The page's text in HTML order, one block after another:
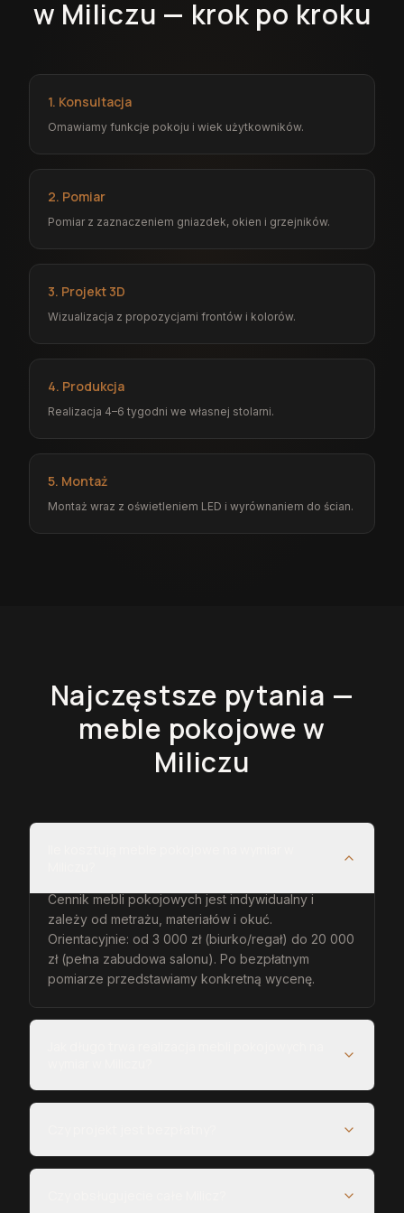
w Miliczu — krok po kroku
1. Konsultacja
Omawiamy funkcje pokoju i wiek użytkowników.
2. Pomiar
Pomiar z zaznaczeniem gniazdek, okien i grzejników.
3. Projekt 3D
Wizualizacja z propozycjami frontów i kolorów.
4. Produkcja
Realizacja 4–6 tygodni we własnej stolarni.
5. Montaż
Montaż wraz z oświetleniem LED i wyrównaniem do ścian.
Najczęstsze pytania —
meble pokojowe w
Miliczu
Cennik mebli pokojowych jest indywidualny i
zależy od metrażu, materiałów i okuć.
Orientacyjnie: od 3 000 zł (biurko/regał) do 20 000
zł (pełna zabudowa salonu). Po bezpłatnym
pomiarze przedstawiamy konkretną wycenę.